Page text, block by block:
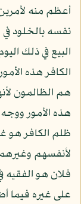
أعظم منه
نفسه بالخلود
البيع في ذلك
الكافر هذه
هم الظالمون
هذه الأمور
ظلم الكافر هو
لأنفسهم
فلان هو الفقيه
على غيره فيما